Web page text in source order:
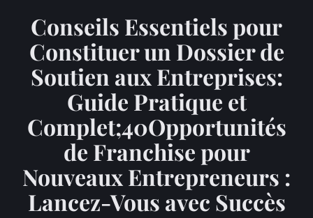
Conseils Essentiels pour
Constituer un Dossier de
Soutien aux Entreprises:
Guide Pratique et
Complet;40Opportunités
de Franchise pour
Nouveaux Entrepreneurs :
Lancez-Vous avec Succès